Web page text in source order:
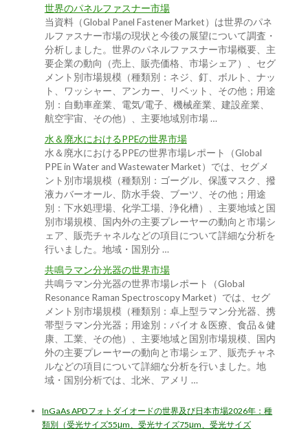
世界のパネルファスナー市場
当資料（Global Panel Fastener Market）は世界のパネ
ルファスナー市場の現状と今後の展望について調査・
分析しました。世界のパネルファスナー市場概要、主
要企業の動向（売上、販売価格、市場シェア）、セグ
メント別市場規模（種類別：ネジ、釘、ボルト、ナッ
ト、ワッシャー、アンカー、リベット、その他；用途
別：自動車産業、電気/電子、機械産業、建設産業、
航空宇宙、その他）、主要地域別市場 …
水＆廃水におけるPPEの世界市場
水＆廃水におけるPPEの世界市場レポート（Global
PPE in Water and Wastewater Market）では、セグメ
ント別市場規模（種類別：ゴーグル、保護マスク、撥
液カバーオール、防水手袋、ブーツ、その他；用途
別：下水処理場、化学工場、浄化槽）、主要地域と国
別市場規模、国内外の主要プレーヤーの動向と市場シ
ェア、販売チャネルなどの項目について詳細な分析を
行いました。地域・国別分 …
共鳴ラマン分光器の世界市場
共鳴ラマン分光器の世界市場レポート（Global
Resonance Raman Spectroscopy Market）では、セグ
メント別市場規模（種類別：卓上型ラマン分光器、携
帯型ラマン分光器；用途別：バイオ＆医療、食品＆健
康、工業、その他）、主要地域と国別市場規模、国内
外の主要プレーヤーの動向と市場シェア、販売チャネ
ルなどの項目について詳細な分析を行いました。地
域・国別分析では、北米、アメリ …
InGaAs APDフォトダイオードの世界及び日本市場2026年：種
類別（受光サイズ55μm、受光サイズ75μm、受光サイズ